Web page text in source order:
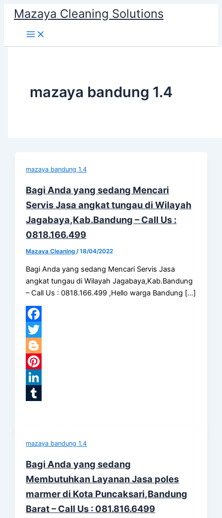
content
Mazaya Cleaning Solutions
mazaya bandung 1.4
mazaya bandung 1.4
Bagi Anda yang sedang Mencari
Servis Jasa angkat tungau di Wilayah
Jagabaya,Kab.Bandung – Call Us :
0818.166.499
Mazaya Cleaning/18/04/2022
Bagi Anda yang sedang Mencari Servis Jasa
angkat tungau di Wilayah Jagabaya,Kab.Bandung
– Call Us : 0818.166.499 ,Hello warga Bandung […]
Facebook
Twitter
Blogger
Pinterest
LinkedIn
mazaya bandung 1.4
Bagi Anda yang sedang
Membutuhkan Layanan Jasa poles
marmer di Kota Puncaksari,Bandung
Barat – Call Us : 081.816.6499